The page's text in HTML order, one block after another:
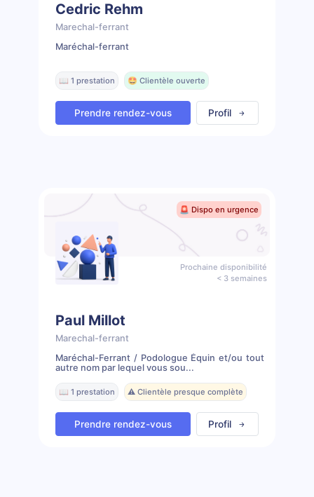
Cedric Rehm
Marechal-ferrant
Maréchal-ferrant
📖 1 prestation 🤩 Clientèle ouverte
Prendre rendez-vous Profil
🚨 Dispo en urgence
Prochaine disponibilité
< 3 semaines
Paul Millot
Marechal-ferrant
Maréchal-Ferrant / Podologue Équin et/ou tout
autre nom par lequel vous sou...
📖 1 prestation ⚠️ Clientèle presque complète
Prendre rendez-vous Profil